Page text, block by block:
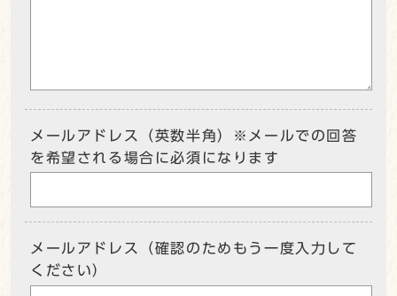
メールアドレス（英数半角）※メールでの回答
を希望される場合に必須になります
メールアドレス（確認のためもう一度入力して
ください）